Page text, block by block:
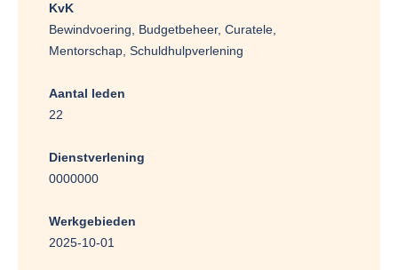
KvK
Bewindvoering, Budgetbeheer, Curatele,
Mentorschap, Schuldhulpverlening
Aantal leden
22
Dienstverlening
0000000
Werkgebieden
2025-10-01